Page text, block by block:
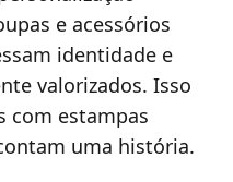
e acessórios
identidade e
valorizados. Isso
com estampas
uma história.